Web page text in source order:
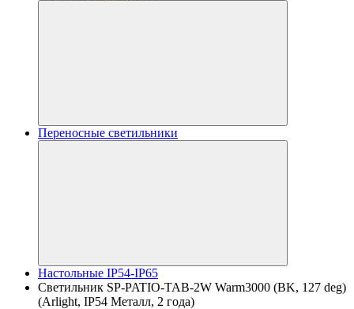
Переносные светильники
Настольные IP54-IP65
Светильник SP-PATIO-TAB-2W Warm3000 (BK, 127 deg)
(Arlight, IP54 Металл, 2 года)